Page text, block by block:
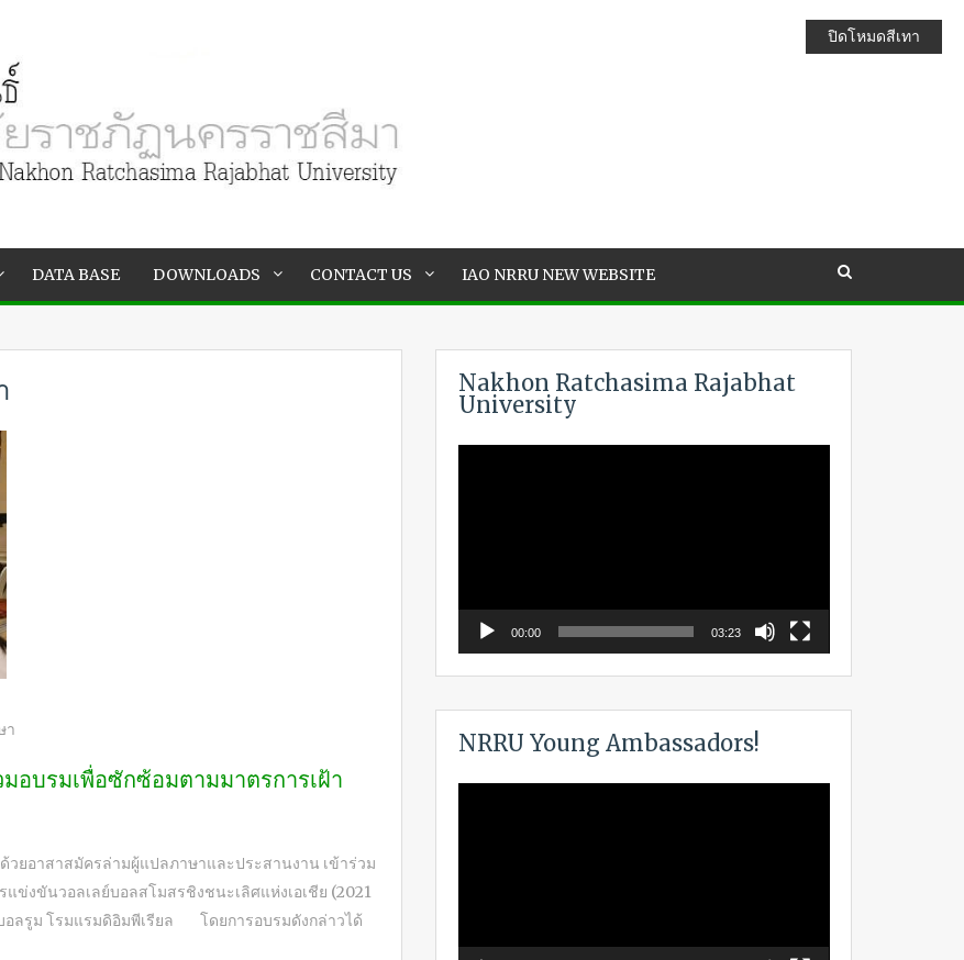
DATA BASE DOWNLOADS CONTACT US IAO NRRU NEW WEBSITE
า
อบรมเพื่อซักซ้อมตามมาตรการเฝ้า
ยอาสาสมัครล่ามผู้แปลภาษาและประสานงาน เข้าร่วม
ข่งขันวอลเลย์บอลสโมสรชิงชนะเลิศแห่งเอเชีย (2021
ลรูม โรมแรมดิอิมพีเรียล โดยการอบรมดังกล่าวได้
Nakhon Ratchasima Rajabhat
University
00:00 03:23
NRRU Young Ambassadors!
ปิดโหมดสีเทา